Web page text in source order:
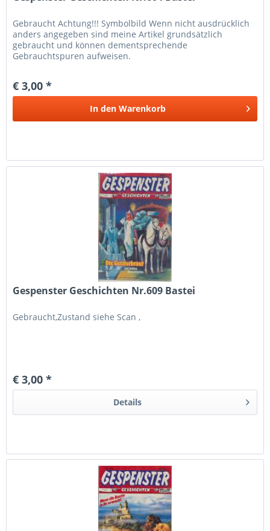
Gebraucht Achtung!!! Symbolbild Wenn nicht ausdrücklich
anders angegeben sind meine Artikel grundsätzlich
gebraucht und können dementsprechende
Gebrauchtspuren aufweisen.
€ 3,00 *
In den Warenkorb
Gespenster Geschichten Nr.609 Bastei
Gebraucht,Zustand siehe Scan ,
€ 3,00 *
Details